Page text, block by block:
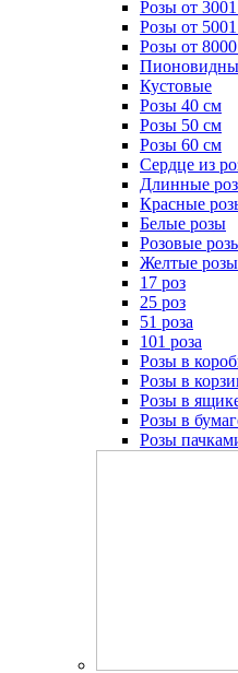
Розы от
Розы от
Розы от
Кустовые
Розы 40 см
Розы 50 см
Розы 60 см
Сердце из
Длинные
Красные
Белые розы
Розовые
Желтые розы
17 роз
25 роз
51 роза
101 роза
Розы в
Розы в
Розы в
Розы в
Розы